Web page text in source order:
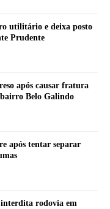
utilitário e deixa posto
Prudente
após causar fratura
Belo Galindo
após tentar separar
interdita rodovia em